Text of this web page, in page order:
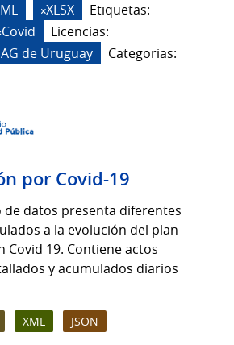
XLSX
Etiquetas:
Covid
Licencias:
de Uruguay
Categorias:
por Covid-19
de datos presenta diferentes
a la evolución del plan
Covid 19. Contiene actos
y acumulados diarios
XML JSON